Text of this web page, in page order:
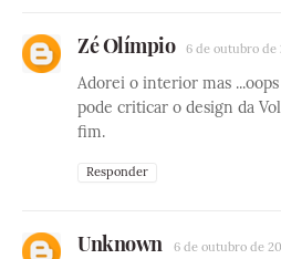
Zé Olímpio 6 de outubro de
Adorei o interior mas
pode criticar o design da
fim.
Responder
Unknown 6 de outubro de